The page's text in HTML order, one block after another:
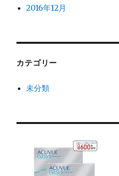
2016年12月
カテゴリー
未分類